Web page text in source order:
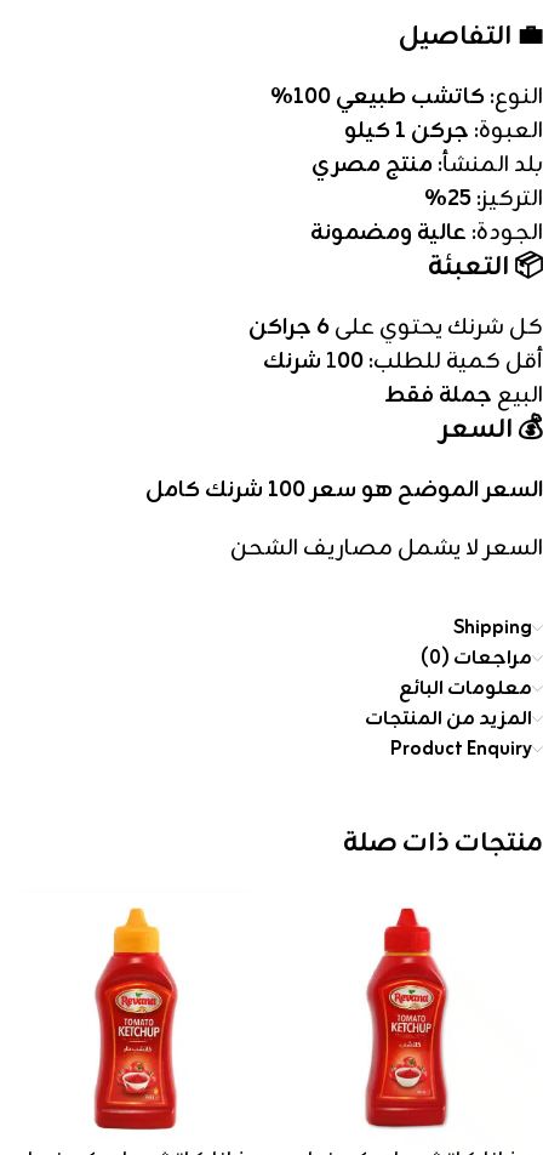
💼 التفاصيل
النوع:كاتشب طبيعي 100%
العبوة: جركن 1 كيلو
بلد المنشأ: منتج مصري
التركيز:25%
الجودة: عالية ومضمونة
📦 التعبئة
كل شرنك يحتوي على6 جراكن
أقل كمية للطلب: 100 شرنك
البيع جملة فقط
💰 السعر
السعر الموضح هو سعر 100 شرنك كامل
السعر لا يشمل مصاريف الشحن
Shipping
مراجعات (0)
معلومات البائع
المزيد من المنتجات
Product Enquiry
منتجات ذات صلة